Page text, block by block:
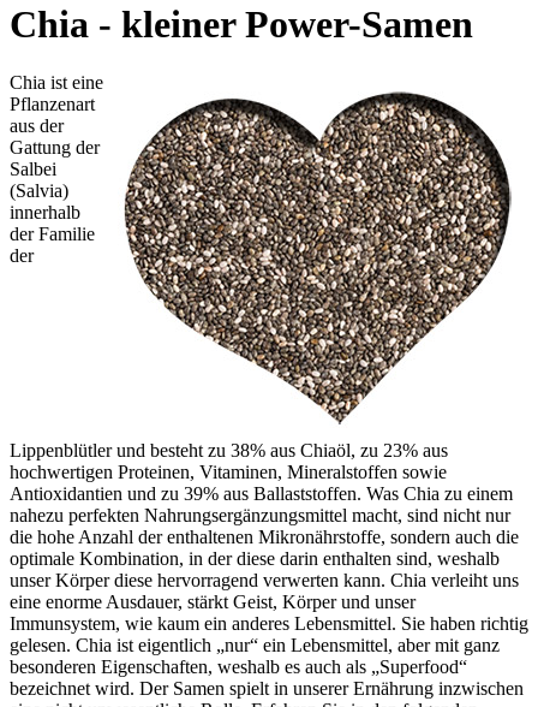
Chia - kleiner Power-Samen
Chia ist eine
Pflanzenart
aus der
Gattung der
Salbei
(Salvia)
innerhalb
der Familie
der
Lippenblütler und besteht zu 38% aus Chiaöl, zu 23% aus
hochwertigen Proteinen, Vitaminen, Mineralstoffen sowie
Antioxidantien und zu 39% aus Ballaststoffen. Was Chia zu einem
nahezu perfekten Nahrungsergänzungsmittel macht, sind nicht nur
die hohe Anzahl der enthaltenen Mikronährstoffe, sondern auch die
optimale Kombination, in der diese darin enthalten sind, weshalb
unser Körper diese hervorragend verwerten kann. Chia verleiht uns
eine enorme Ausdauer, stärkt Geist, Körper und unser
Immunsystem, wie kaum ein anderes Lebensmittel. Sie haben richtig
gelesen. Chia ist eigentlich „nur“ ein Lebensmittel, aber mit ganz
besonderen Eigenschaften, weshalb es auch als „Superfood“
bezeichnet wird. Der Samen spielt in unserer Ernährung inzwischen